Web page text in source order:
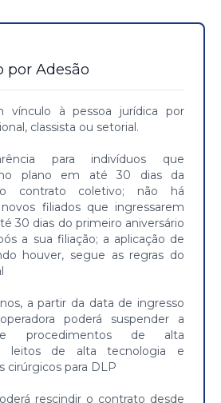
por Adesão
vínculo à pessoa jurídica por
classista ou setorial.
para indivíduos que
no plano em até 30 dias da
contrato coletivo; não há
filiados que ingressarem
30 dias do primeiro aniversário
a sua filiação; a aplicação de
houver, segue as regras do
a partir da data de ingresso
poderá suspender a
procedimentos de alta
leitos de alta tecnologia e
cirúrgicos para DLP
rescindir o contrato desde